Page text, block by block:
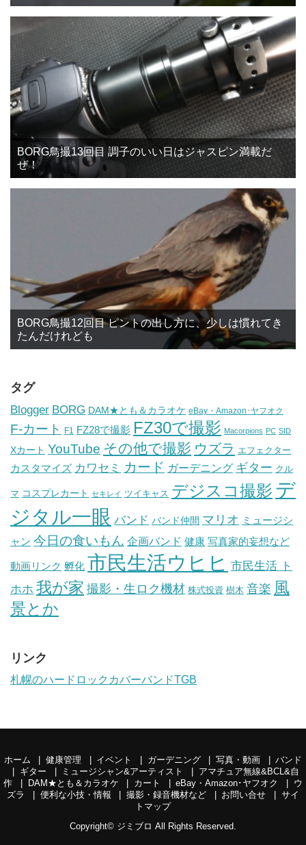
BORG鳥撮13回目 調子のいい日はジャスピン満載だ
ぜ！
BORG鳥撮12回目 ピントの出し方に、少しは慣れてき
たんだけれども
タグ
Blogger BORG DAM★とも＆カラオケ eBay・Amazon･ヤフオク
F-カート F1 FZ28で撮影 FZ30で撮影 Macorpions PC SID
Xカート YouTube その他で撮影 ウズラ エフェクター
カスタマイズ カワセミ カード ガーデニング ギター クル
マ コスプレカート セキレイ ツイキャス デジスコ撮影 デ
ジタル一眼 バンド バンド仲間 マリオ ミュージシ
ャン 今日の食いもん 企画バンド 健康 写真家的妄想など
動画リンク 孵化 市民生活ウヒヒ 市民生活 ト
ホホ 我が家 撮影・生ロク機材 株式投資 樹木 音楽 風
景とか
リンク
札幌のハードロックカバーバンドTGB
ホーム 健康管理 イベント ガーデニング 写真・動画
バンド
ギター
ミュージシャン&アーティスト
アマチュア無線&BCL&自
作
DAM★とも＆カラオケ カート eBay・Amazon･ヤフオク
ウ
ズラ
便利な小技・情報 撮影・録音機材など お問い合せ
サイ
トマップ
Copyright© ジミブロ All Rights Reserved.